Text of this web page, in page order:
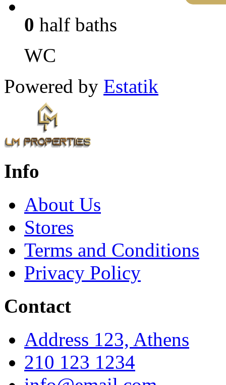
0 half baths
WC
Powered by Estatik
Info
About Us
Stores
Terms and Conditions
Privacy Policy
Contact
Address 123, Athens
210 123 1234